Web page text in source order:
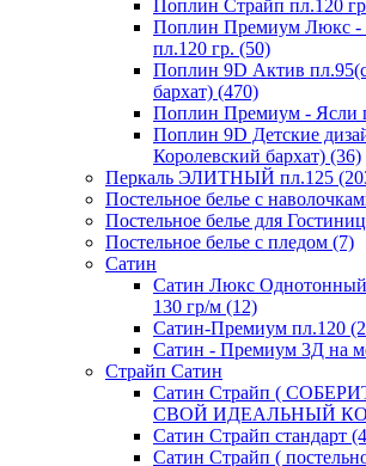
Поплин Страйп пл.120
Поплин Премиум Люкс -
пл.120 гр. (50)
Поплин 9D Актив
бархат) (470)
Поплин Премиум - Ясли
Поплин 9D Детские
Королевский бархат) (36)
Перкаль ЭЛИТНЫЙ пл.125
Постельное белье с
Постельное белье для
Постельное белье с пледом (7)
Сатин
Сатин Люкс
130 гр/м (12)
Сатин-Премиум пл.120
Сатин - Премиум 3Д на
Страйп Сатин
Сатин Страйп (
СВОЙ ИДЕАЛЬНЫЙ
Сатин Страйп стандарт
Сатин Страйп (